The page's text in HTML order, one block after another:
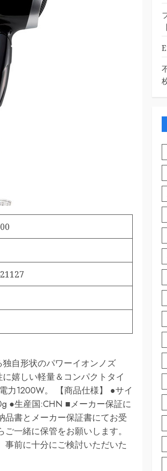
自形状のパワーイオンノズ
嬉しい軽量＆コンパクトタイ
力1200W。 【商品仕様】 ●サイ
●生産国:CHN ■メーカー保証に
書とメーカー保証書にてお受
一緒に保管をお願いします。
事前に十分にご検討いただいた